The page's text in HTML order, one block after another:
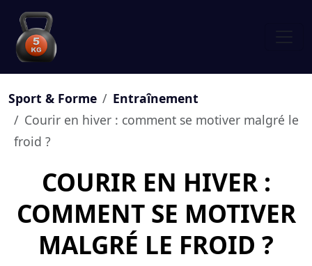
Sport & Forme
Entraînement
Courir en hiver : comment se motiver malgré le
froid ?
COURIR EN HIVER :
COMMENT SE MOTIVER
MALGRÉ LE FROID ?